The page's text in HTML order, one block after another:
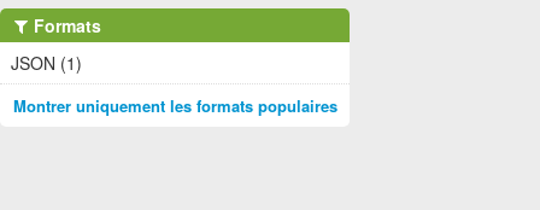
Formats
JSON (1)
Montrer uniquement les formats populaires